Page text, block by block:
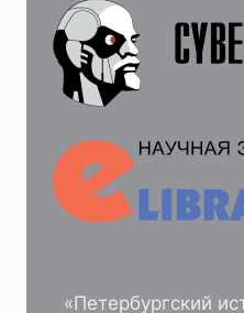
«Петербургский